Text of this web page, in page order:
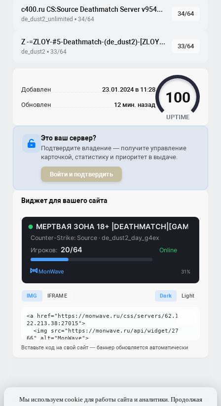
c400.ru CS:Source Deathmatch Server v9540945
de_dust2_unlimited • 34/64
34/64
Z -=ZLOY-#5-Deathmatch-(de_dust2)-[ZLOYGAMES.COM]=-
de_dust2 • 33/64
33/64
Добавлен 23.01.2024 в 11:28
Обновлен 12 мин. назад 100
UPTIME
Это ваш сервер?
Подтвердите владение — получите управление
карточкой, статистику и приоритет в выдаче.
Войти и подтвердить
Виджет для вашего сайта
IMG IFRAME Dark Light
Вставьте код на свой сайт — баннер обновляется автоматически